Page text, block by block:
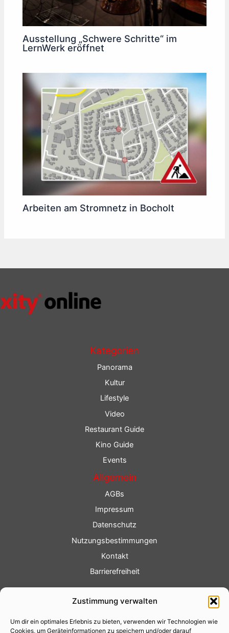
Zustimmung verwalten
Um dir ein optimales Erlebnis zu bieten, verwenden wir Technologien wie
Cookies, um Geräteinformationen zu speichern und/oder darauf
Ausstellung „Schwere Schritte“ im
LernWerk eröffnet
Arbeiten am Stromnetz in Bocholt
Kategorien
Panorama
Kultur
Lifestyle
Video
Restaurant Guide
Kino Guide
Events
Allgemein
AGBs
Impressum
Datenschutz
Nutzungsbestimmungen
Kontakt
Barrierefreiheit
Fotoservice
Videoservice